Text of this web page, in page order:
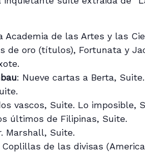
Academia de las Artes y las
de oro (títulos), Fortunata y
: Nueve cartas a Berta, Suite.
vascos, Suite. Lo imposible,
últimos de Filipinas, Suite.
Marshall, Suite.
Coplillas de las divisas